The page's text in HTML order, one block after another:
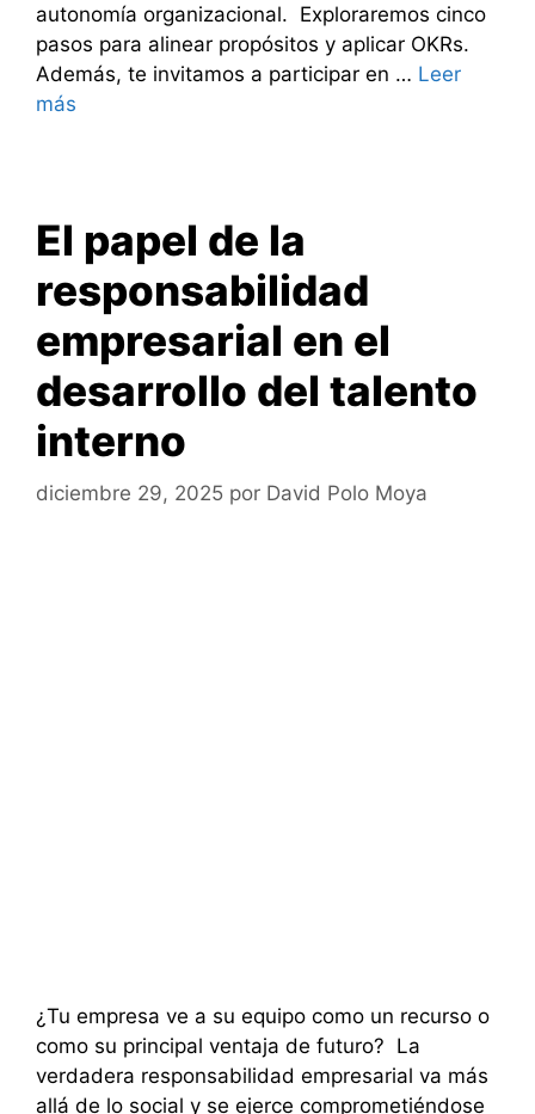
autonomía organizacional. Exploraremos cinco
pasos para alinear propósitos y aplicar OKRs.
Además, te invitamos a participar en … Leer
más
El papel de la
responsabilidad
empresarial en el
desarrollo del talento
interno
diciembre 29, 2025 por David Polo Moya
¿Tu empresa ve a su equipo como un recurso o
como su principal ventaja de futuro? La
verdadera responsabilidad empresarial va más
allá de lo social y se ejerce comprometiéndose